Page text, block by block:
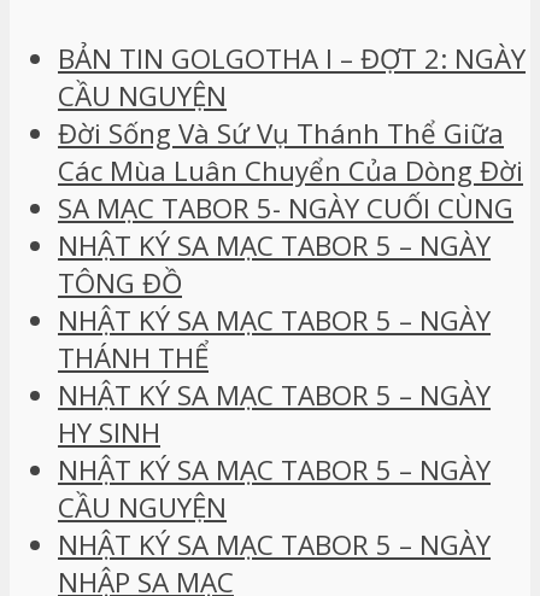
BẢN TIN GOLGOTHA I – ĐỢT 2: NGÀY
CẦU NGUYỆN
Đời Sống Và Sứ Vụ Thánh Thể Giữa
Các Mùa Luân Chuyển Của Dòng Đời
SA MẠC TABOR 5- NGÀY CUỐI CÙNG
NHẬT KÝ SA MẠC TABOR 5 – NGÀY
TÔNG ĐỒ
NHẬT KÝ SA MẠC TABOR 5 – NGÀY
THÁNH THỂ
NHẬT KÝ SA MẠC TABOR 5 – NGÀY
HY SINH
NHẬT KÝ SA MẠC TABOR 5 – NGÀY
CẦU NGUYỆN
NHẬT KÝ SA MẠC TABOR 5 – NGÀY
NHẬP SA MẠC